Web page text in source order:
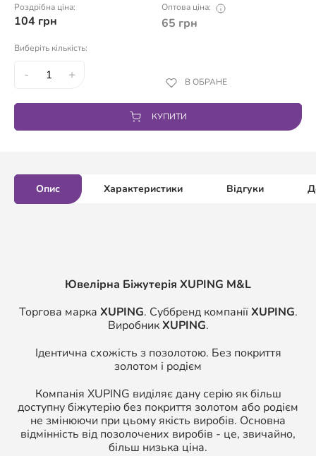
Роздрібна ціна:
104 грн
Оптова ціна:
65 грн
Виберіть кількість:
- + В ОБРАНЕ
КУПИТИ
Опис Характеристики Відгуки
Ювелірна Біжутерія XUPING M&L
Торгова марка XUPING. Суббренд компаніїXUPING.
ВиробникXUPING.
Ідентична схожість з позолотою. Без покриття
золотом і родієм
Компанія XUPING виділяє дану серію як більш
доступну біжутерію без покриття золотом або родієм
не змінюючи при цьому якість виробів. Основна
відмінність від позолочених виробів - це, звичайно,
більш низька ціна.